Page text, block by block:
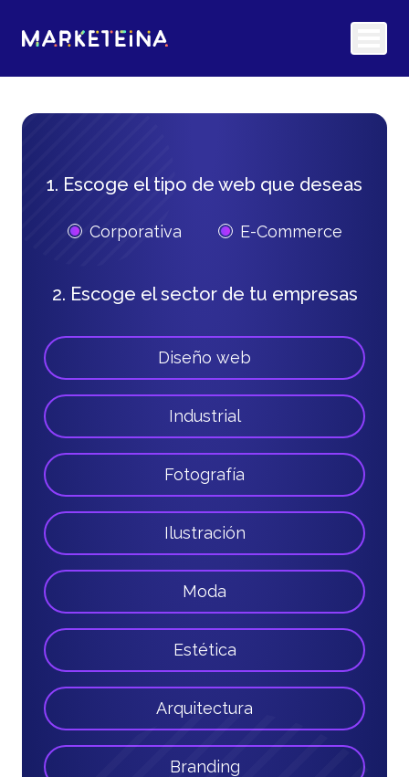
1. Escoge el tipo de web que deseas
Corporativa E-Commerce
2. Escoge el sector de tu empresas
Diseño web
Industrial
Fotografía
Ilustración
Moda
Estética
Arquitectura
Branding